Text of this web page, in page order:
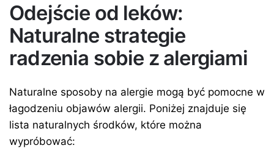
Odejście od leków:
Naturalne strategie
radzenia sobie z alergiami
Naturalne sposoby na alergie mogą być pomocne w
łagodzeniu objawów alergii. Poniżej znajduje się
lista naturalnych środków, które można
wypróbować: